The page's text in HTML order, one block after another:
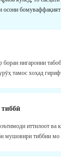
осони
бораи нигаронии
тамос хоҳад
иттилоот ва
мушовири тиббии мо